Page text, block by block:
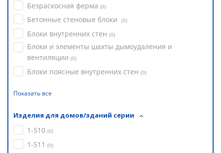
Безраскосная ферма (0)
Бетонные стеновые блоки (0)
Блоки внутренних стен (0)
Блоки и элементы шахты дымоудаления и
вентиляции (0)
Блоки поясные внутренних стен (0)
Показать все
Изделия для домов/зданий серии
1-510 (0)
1-511 (0)